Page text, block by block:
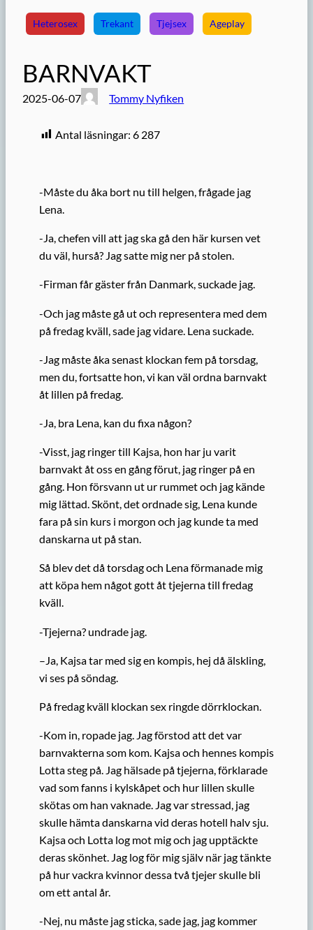
Heterosex Trekant Tjejsex Ageplay
BARNVAKT
2025-06-07 Tommy Nyfiken
Antal läsningar: 6 287
-Måste du åka bort nu till helgen, frågade jag
Lena.
-Ja, chefen vill att jag ska gå den här kursen vet
du väl, hurså? Jag satte mig ner på stolen.
-Firman får gäster från Danmark, suckade jag.
-Och jag måste gå ut och representera med dem
på fredag kväll, sade jag vidare. Lena suckade.
-Jag måste åka senast klockan fem på torsdag,
men du, fortsatte hon, vi kan väl ordna barnvakt
åt lillen på fredag.
-Ja, bra Lena, kan du fixa någon?
-Visst, jag ringer till Kajsa, hon har ju varit
barnvakt åt oss en gång förut, jag ringer på en
gång. Hon försvann ut ur rummet och jag kände
mig lättad. Skönt, det ordnade sig, Lena kunde
fara på sin kurs i morgon och jag kunde ta med
danskarna ut på stan.
Så blev det då torsdag och Lena förmanade mig
att köpa hem något gott åt tjejerna till fredag
kväll.
-Tjejerna? undrade jag.
–Ja, Kajsa tar med sig en kompis, hej då älskling,
vi ses på söndag.
På fredag kväll klockan sex ringde dörrklockan.
-Kom in, ropade jag. Jag förstod att det var
barnvakterna som kom. Kajsa och hennes kompis
Lotta steg på. Jag hälsade på tjejerna, förklarade
vad som fanns i kylskåpet och hur lillen skulle
skötas om han vaknade. Jag var stressad, jag
skulle hämta danskarna vid deras hotell halv sju.
Kajsa och Lotta log mot mig och jag upptäckte
deras skönhet. Jag log för mig själv när jag tänkte
på hur vackra kvin­nor dessa två tjejer skulle bli
om ett antal år.
-Nej, nu måste jag sticka, sade jag, jag kommer